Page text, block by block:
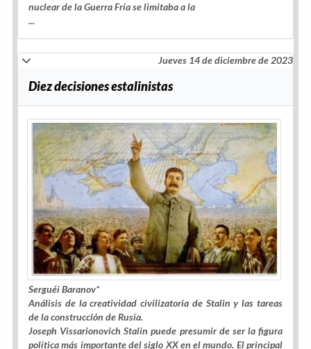
nuclear de la Guerra Fría se limitaba a la
...
Jueves 14 de diciembre de 2023
Diez decisiones estalinistas
Serguéi Baranov*
Análisis de la creatividad civilizatoria de Stalin y las tareas
de la construcción de Rusia.
Joseph Vissarionovich Stalin puede presumir de ser la figura
política más importante del siglo XX en el mundo. El principal